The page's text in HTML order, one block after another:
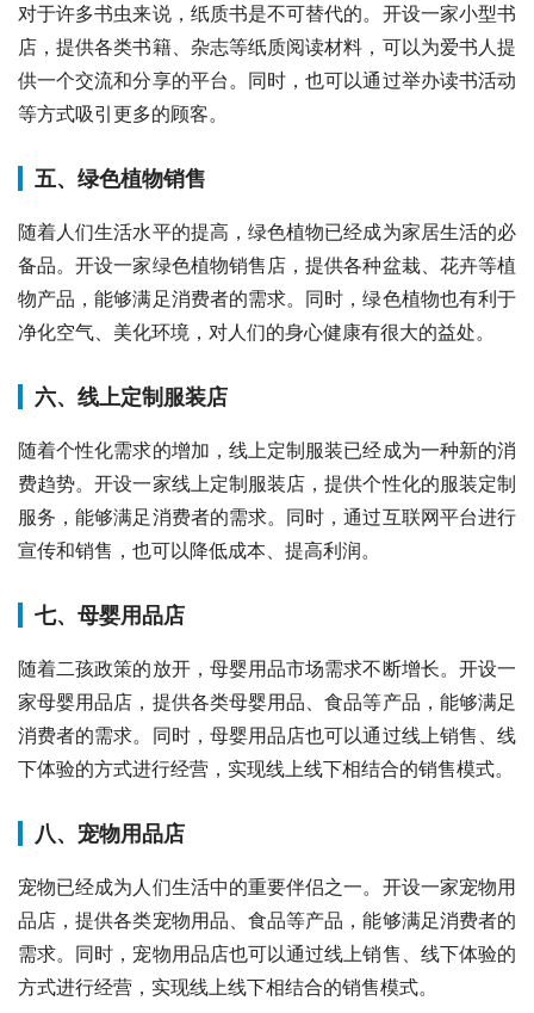
对于许多书虫来说，纸质书是不可替代的。开设一家小型书
店，提供各类书籍、杂志等纸质阅读材料，可以为爱书人提
供一个交流和分享的平台。同时，也可以通过举办读书活动
等方式吸引更多的顾客。
五、绿色植物销售
随着人们生活水平的提高，绿色植物已经成为家居生活的必
备品。开设一家绿色植物销售店，提供各种盆栽、花卉等植
物产品，能够满足消费者的需求。同时，绿色植物也有利于
净化空气、美化环境，对人们的身心健康有很大的益处。
六、线上定制服装店
随着个性化需求的增加，线上定制服装已经成为一种新的消
费趋势。开设一家线上定制服装店，提供个性化的服装定制
服务，能够满足消费者的需求。同时，通过互联网平台进行
宣传和销售，也可以降低成本、提高利润。
七、母婴用品店
随着二孩政策的放开，母婴用品市场需求不断增长。开设一
家母婴用品店，提供各类母婴用品、食品等产品，能够满足
消费者的需求。同时，母婴用品店也可以通过线上销售、线
下体验的方式进行经营，实现线上线下相结合的销售模式。
八、宠物用品店
宠物已经成为人们生活中的重要伴侣之一。开设一家宠物用
品店，提供各类宠物用品、食品等产品，能够满足消费者的
需求。同时，宠物用品店也可以通过线上销售、线下体验的
方式进行经营，实现线上线下相结合的销售模式。